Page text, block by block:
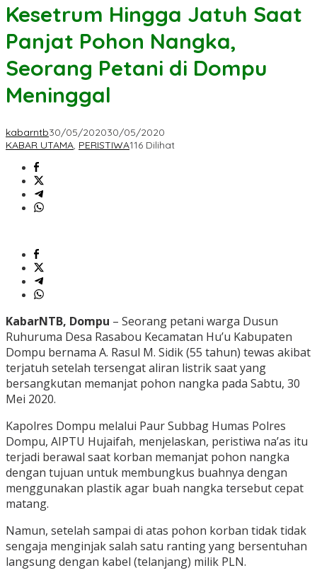
Kesetrum Hingga Jatuh Saat
Panjat Pohon Nangka,
Seorang Petani di Dompu
Meninggal
kabarntb30/05/202030/05/2020
KABAR UTAMA, PERISTIWA116 Dilihat
KabarNTB, Dompu – Seorang petani warga Dusun
Ruhuruma Desa Rasabou Kecamatan Hu’u Kabupaten
Dompu bernama A. Rasul M. Sidik (55 tahun) tewas akibat
terjatuh setelah tersengat aliran listrik saat yang
bersangkutan memanjat pohon nangka pada Sabtu, 30
Mei 2020.
Kapolres Dompu melalui Paur Subbag Humas Polres
Dompu, AIPTU Hujaifah, menjelaskan, peristiwa na’as itu
terjadi berawal saat korban memanjat pohon nangka
dengan tujuan untuk membungkus buahnya dengan
menggunakan plastik agar buah nangka tersebut cepat
matang.
Namun, setelah sampai di atas pohon korban tidak tidak
sengaja menginjak salah satu ranting yang bersentuhan
langsung dengan kabel (telanjang) milik PLN.